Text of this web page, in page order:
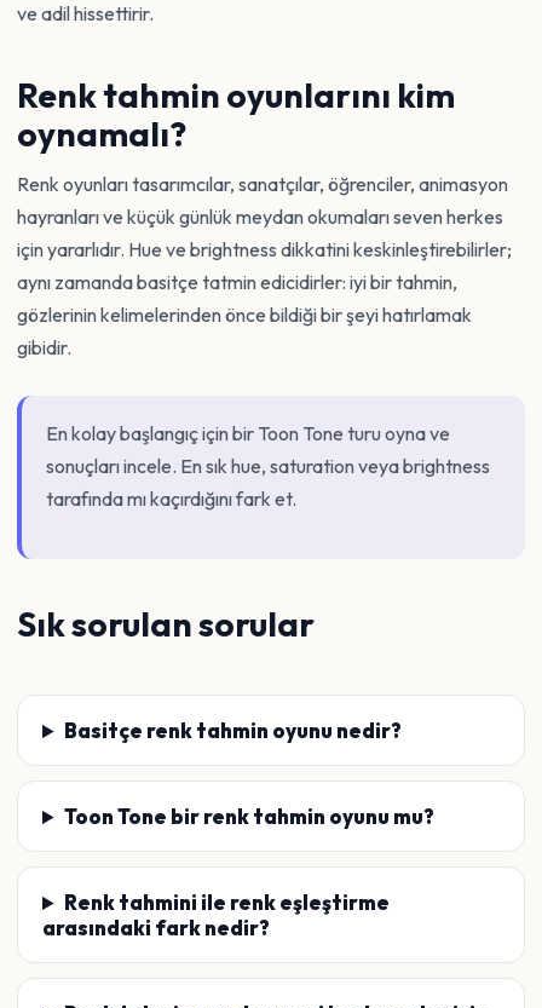
ve adil hissettirir.
Renk tahmin oyunlarını kim
oynamalı?
Renk oyunları tasarımcılar, sanatçılar, öğrenciler, animasyon
hayranları ve küçük günlük meydan okumaları seven herkes
için yararlıdır. Hue ve brightness dikkatini keskinleştirebilirler;
aynı zamanda basitçe tatmin edicidirler: iyi bir tahmin,
gözlerinin kelimelerinden önce bildiği bir şeyi hatırlamak
gibidir.
En kolay başlangıç için bir Toon Tone turu oyna ve
sonuçları incele. En sık hue, saturation veya brightness
tarafında mı kaçırdığını fark et.
Sık sorulan sorular
Basitçe renk tahmin oyunu nedir?
Toon Tone bir renk tahmin oyunu mu?
Renk tahmini ile renk eşleştirme
arasındaki fark nedir?